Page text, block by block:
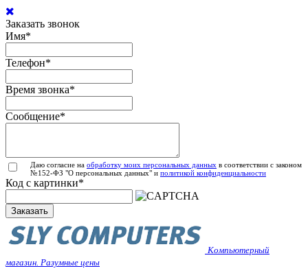
Заказать звонок
Имя*
Телефон*
Время звонка*
Сообщение*
Даю согласие на обработку моих персональных данных в соответствии с законом
№152-ФЗ "О персональных данных" и политикой конфиденциальности
Код с картинки*
Заказать
Компьютерный
магазин. Разумные цены